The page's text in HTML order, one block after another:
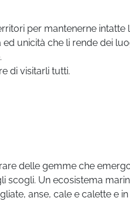
per mantenerne intatte
unicità che li rende dei
di visitarli tutti.
delle gemme che
scogli. Un ecosistema
anse, cale e calette e